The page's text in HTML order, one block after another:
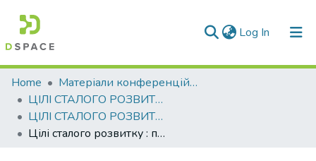
Log In (current)
Communities & Collections
All of DSpace
Statistics
Home
Матеріали конференцій та семінарів
ЦІЛІ СТАЛОГО РОЗВИТКУ : проблеми і можливості досягнення в Україні та світі
ЦІЛІ СТАЛОГО РОЗВИТКУ : проблеми і можливості досягнення в Україні та світі, 2017
Цілі сталого розвитку : проблеми і можливості досягнення в Україні та світі : матеріали всеукраїнської наук.-практ. конф. студентів та молодих вчених, 17листопада 2017 р., м. Сєєвєродонецьк.